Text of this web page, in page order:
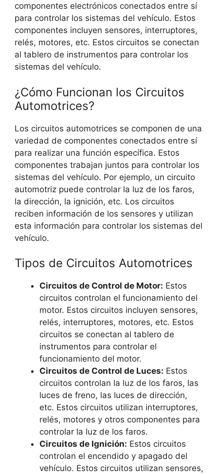
componentes electrónicos conectados entre sí
para controlar los sistemas del vehículo. Estos
componentes incluyen sensores, interruptores,
relés, motores, etc. Estos circuitos se conectan
al tablero de instrumentos para controlar los
sistemas del vehículo.
¿Cómo Funcionan los Circuitos
Automotrices?
Los circuitos automotrices se componen de una
variedad de componentes conectados entre sí
para realizar una función específica. Estos
componentes trabajan juntos para controlar los
sistemas del vehículo. Por ejemplo, un circuito
automotriz puede controlar la luz de los faros,
la dirección, la ignición, etc. Los circuitos
reciben información de los sensores y utilizan
esta información para controlar los sistemas del
vehículo.
Tipos de Circuitos Automotrices
Circuitos de Control de Motor: Estos
circuitos controlan el funcionamiento del
motor. Estos circuitos incluyen sensores,
relés, interruptores, motores, etc. Estos
circuitos se conectan al tablero de
instrumentos para controlar el
funcionamiento del motor.
Circuitos de Control de Luces: Estos
circuitos controlan la luz de los faros, las
luces de freno, las luces de dirección,
etc. Estos circuitos utilizan interruptores,
relés, motores y otros componentes para
controlar la luz de los faros.
Circuitos de Ignición: Estos circuitos
controlan el encendido y apagado del
vehículo. Estos circuitos utilizan sensores,